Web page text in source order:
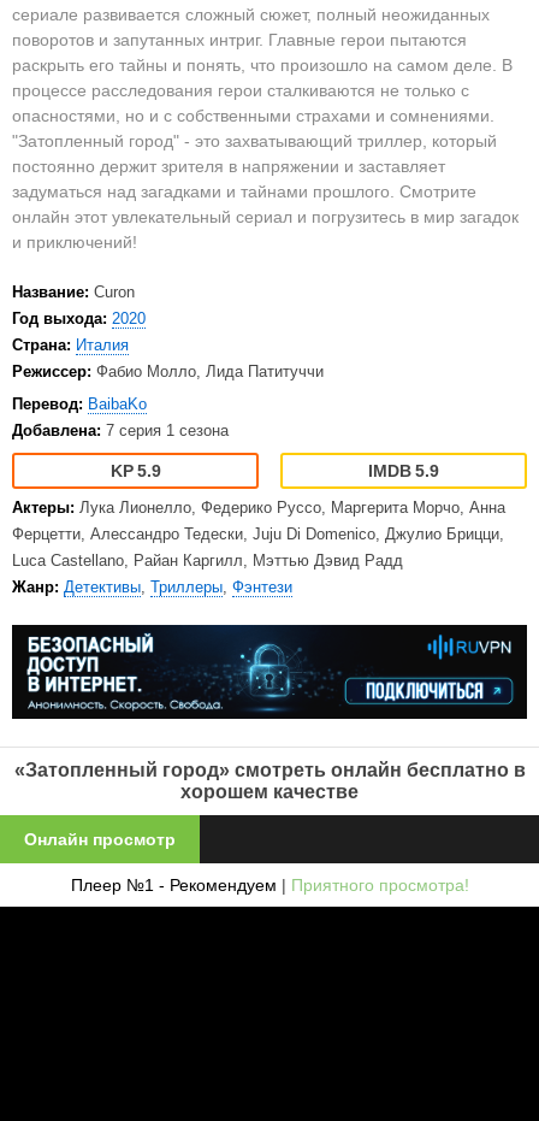
сериале развивается сложный сюжет, полный неожиданных
поворотов и запутанных интриг. Главные герои пытаются
раскрыть его тайны и понять, что произошло на самом деле. В
процессе расследования герои сталкиваются не только с
опасностями, но и с собственными страхами и сомнениями.
"Затопленный город" - это захватывающий триллер, который
постоянно держит зрителя в напряжении и заставляет
задуматься над загадками и тайнами прошлого. Смотрите
онлайн этот увлекательный сериал и погрузитесь в мир загадок
и приключений!
Название: Curon
Год выхода: 2020
Страна: Италия
Режиссер: Фабио Молло, Лида Патитуччи
Перевод: BaibaKo
Добавлена: 7 серия 1 сезона
5.9 5.9
Актеры: Лука Лионелло, Федерико Руссо, Маргерита Морчо, Анна
Ферцетти, Алессандро Тедески, Juju Di Domenico, Джулио Брицци,
Luca Castellano, Райан Каргилл, Мэттью Дэвид Радд
Жанр: Детективы, Триллеры, Фэнтези
«Затопленный город» смотреть онлайн бесплатно в
хорошем качестве
Онлайн просмотр
Плеер №1 - Рекомендуем | Приятного просмотра!